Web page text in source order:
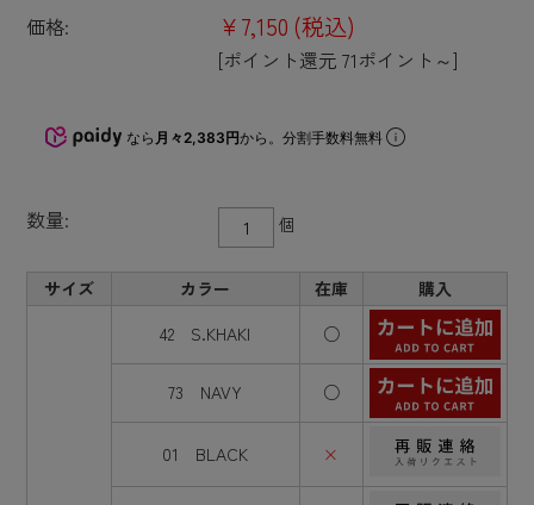
価格: ¥7,150 (税込)
[ポイント還元 71ポイント～]
なら 月々2,383円から。分割手数料無料
数量: 個
サイズ カラー 在庫 購入
42 S.KHAKI ○
73 NAVY ○
01 BLACK ×